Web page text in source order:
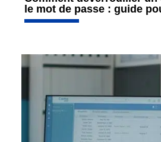
le mot de passe : guide